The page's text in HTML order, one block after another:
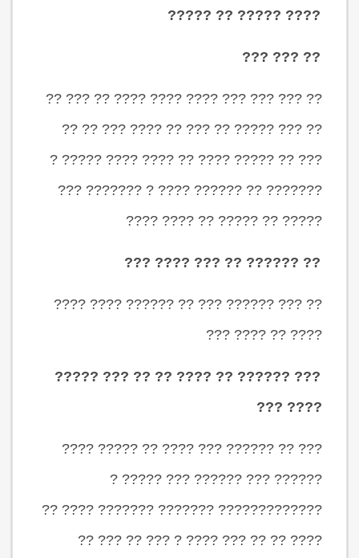
???? ????? ?? ?????
?? ??? ???
?? ??? ??? ??? ???? ???? ???? ?? ??? ??
?? ??? ????? ?? ??? ?? ???? ??? ?? ??
??? ?? ????? ???? ?? ???? ???? ????? ?
??????? ?? ?????? ???? ? ??????? ???
????? ?? ????? ?? ???? ????
?? ?????? ?? ??? ???? ???
?? ??? ?????? ??? ?? ?????? ???? ????
???? ?? ???? ???
??? ?????? ?? ???? ?? ?? ??? ?????
???? ???
??? ?? ?????? ??? ???? ?? ????? ????
?????? ??? ?????? ??? ????? ?
????????????? ??????? ??????? ???? ??
???? ?? ?? ??? ???? ? ??? ?? ??? ??